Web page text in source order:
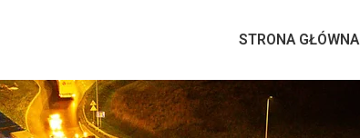
STRONA GŁÓWNA